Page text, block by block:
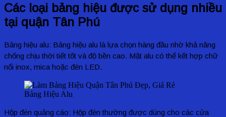
Các loại bảng hiệu được sử dụng nhiều
tại quận Tân Phú
Bảng hiệu alu: Bảng hiệu alu là lựa chọn hàng đầu nhờ khả năng
chống chịu thời tiết tốt và độ bền cao. Mặt alu có thể kết hợp chữ
nổi inox, mica hoặc đèn LED.
Bảng Hiệu Alu
Hộp đèn quảng cáo: Hộp đèn thường được dùng cho các cửa